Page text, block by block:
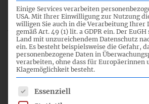
Das Engagement des DRSC hat
beigetragen, die ESRS-Entwürfe – wie
Jahr gefordert – praxisnäher und
zu machen. Von April bis November 2022
mit Frau Prof. Lopatta die
Sustainability Reporting Boards. Frau
hierbei Gelegenheit, die Überarbeitung
mitzuprägen. Dazu zählt die
Einige Services verarbeiten
USA. Mit Ihrer Einwilligung zur Nutzung
willigen Sie auch in die Verarbeitung Ihrer
gemäß Art. 49 (1) lit. a GDPR ein. Der
Land mit unzureichendem Datenschutz
ein. Es besteht beispielsweise die Gefahr,
personenbezogene Daten in
verarbeiten, ohne dass für Europäerinnen
Klagemöglichkeit besteht.
Es folgt eine Liste der Service-
Essenziell